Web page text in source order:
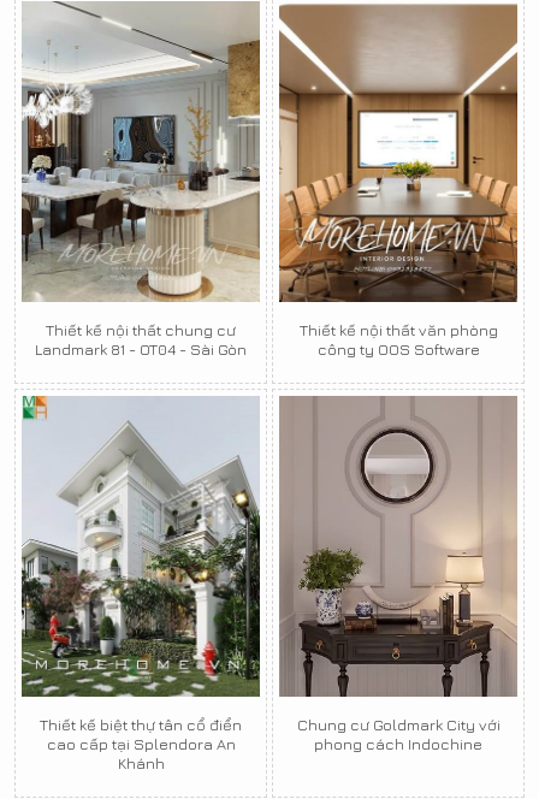
Thiết kế nội thất chung cư
Landmark 81 - OT04 - Sài Gòn
Thiết kế nội thất văn phòng
công ty OOS Software
Thiết kế biệt thự tân cổ điển
cao cấp tại Splendora An
Khánh
Chung cư Goldmark City với
phong cách Indochine